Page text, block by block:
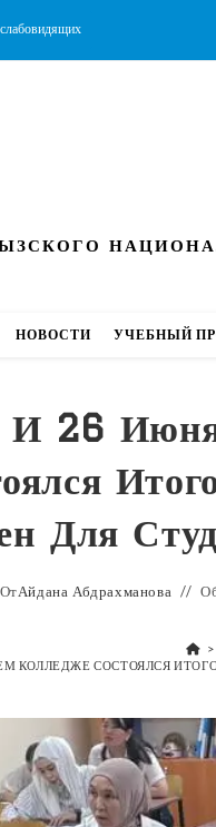
НОВОСТИ УЧЕБНЫЙ
И 26
Для
ОтАйдана Абдрахманова
>
КОЛЛЕДЖЕ СОСТОЯЛСЯ